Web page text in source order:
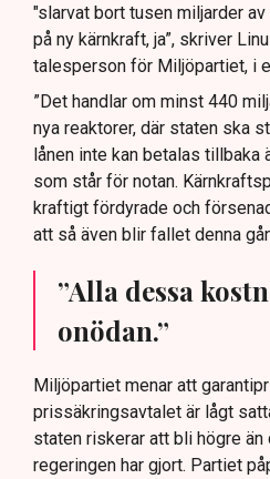
"slarvat bort tusen miljarder
på ny kärnkraft, ja”, skriver
talesperson för Miljöpartiet, i
”Det handlar om minst 440
nya reaktorer, där staten ska
lånen inte kan betalas tillbaka
som står för notan.
kraftigt fördyrade och
att så även blir fallet denna
”Alla dessa
onödan.”
Miljöpartiet menar att
prissäkringsavtalet är lågt
staten riskerar att bli högre än
regeringen har gjort. Partiet